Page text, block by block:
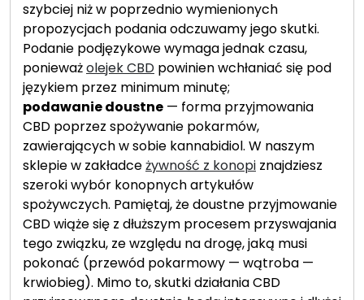
szybciej niż w poprzednio wymienionych
propozycjach podania odczuwamy jego skutki.
Podanie podjęzykowe wymaga jednak czasu,
ponieważolejek CBD powinien wchłaniać się pod
językiem przez minimum minutę;
podawanie doustne — forma przyjmowania
CBD poprzez spożywanie pokarmów,
zawierających w sobie kannabidiol. W naszym
sklepie w zakładceżywność z konopi znajdziesz
szeroki wybór konopnych artykułów
spożywczych. Pamiętaj, że doustne przyjmowanie
CBD wiąże się z dłuższym procesem przyswajania
tego związku, ze względu na drogę, jaką musi
pokonać (przewód pokarmowy — wątroba —
krwiobieg). Mimo to, skutki działania CBD